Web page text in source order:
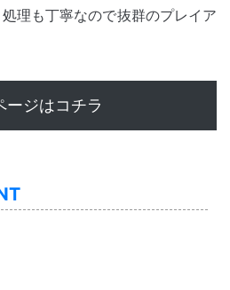
理も丁寧なので抜群のプレイア
ージはコチラ